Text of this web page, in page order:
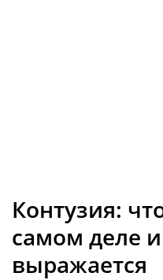
Контузия:
самом деле
выражается